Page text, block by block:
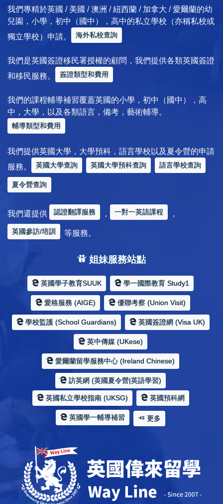
我們專精於英國 / 美國 / 澳洲 / 紐西蘭 / 加拿大 / 愛爾蘭的幼
兒園，小學，初中（國中），高中的私立學校（亦稱私校或
獨立學校）申請。
海外私校查詢
我們是英國簽證移民署授權的顧問，我們提供各類英國簽證
和移民服務。
簽證類型和費用
我們的課程輔導補習覆蓋英國的小學，初中（國中），高
中，大學，以及各類語言，備考，藝術輔導。
輔導類型和費用
我們提供英國大學，大學預科，語言學校以及夏令營的申請
服務。
英國大學查詢 英國大學預科查詢 語言學校查詢
夏令營查詢
我們還提供 認證翻譯服務 ， 一對一英語課程 ，
英國參訪/培訓 等服務。
姐妹服務站點
英國學子教育SUUK 學一國際教育 Study1
愛格服務 (AIGE) 優聯考察 (Union Visit)
學校監護 (School Guardians) 英國簽證網 (Visa UK)
英中傳媒 (UKese)
愛爾蘭留學服務中心 (Ireland Chinese)
訪英網 (英國夏令營|英語學習)
英國私立學校指南 (UKSG) 英國預科網
英國學一輔導補習 更多